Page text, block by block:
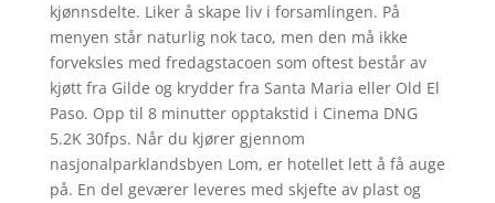
kjønnsdelte. Liker å skape liv i forsamlingen. På
menyen står naturlig nok taco, men den må ikke
forveksles med fredagstacoen som oftest består av
kjøtt fra Gilde og krydder fra Santa Maria eller Old El
Paso. Opp til 8 minutter opptakstid i Cinema DNG
5.2K 30fps. Når du kjører gjennom
nasjonalparklandsbyen Lom, er hotellet lett å få auge
på. En del geværer leveres med skjefte av plast og